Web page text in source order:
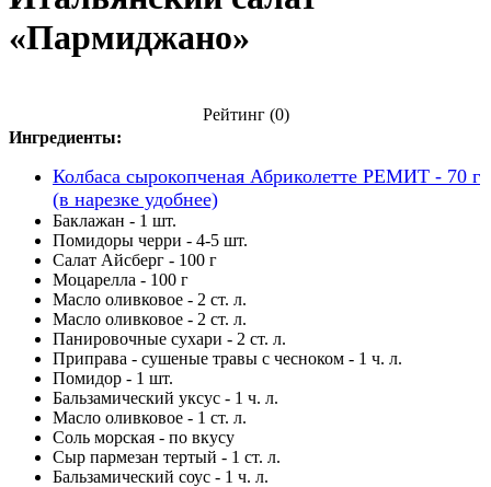
«Пармиджано»
Рейтинг (0)
Ингредиенты:
Колбаса сырокопченая Абриколетте РЕМИТ - 70 г
(в нарезке удобнее)
Баклажан - 1 шт.
Помидоры черри - 4-5 шт.
Салат Айсберг - 100 г
Моцарелла - 100 г
Масло оливковое - 2 ст. л.
Масло оливковое - 2 ст. л.
Панировочные сухари - 2 ст. л.
Приправа - сушеные травы с чесноком - 1 ч. л.
Помидор - 1 шт.
Бальзамический уксус - 1 ч. л.
Масло оливковое - 1 ст. л.
Соль морская - по вкусу
Сыр пармезан тертый - 1 ст. л.
Бальзамический соус - 1 ч. л.